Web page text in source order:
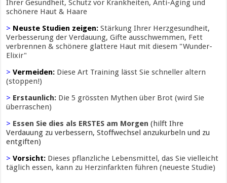
Ihrer Gesundheit, Schutz vor Krankheiten, Anti-Aging und
schönere Haut & Haare
> Neuste Studien zeigen:Stärkung Ihrer Herzgesundheit,
Verbesserung der Verdauung, Gifte ausschwemmen, Fett
verbrennen & schönere glattere Haut mit diesem "Wunder-
Elixir"
> Vermeiden: Diese Art Training lässt Sie schneller altern
(stoppen!)
> Erstaunlich: Die 5 grössten Mythen über Brot (wird Sie
überraschen)
> Essen Sie dies als ERSTES am Morgen (hilft Ihre
Verdauung zu verbessern, Stoffwechsel anzukurbeln und zu
entgiften)
> Vorsicht: Dieses pflanzliche Lebensmittel, das Sie vielleicht
täglich essen, kann zu Herzinfarkten führen (neueste Studie)